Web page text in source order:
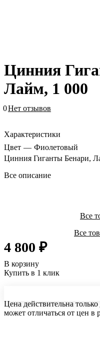
Цинния
Лайм, 1 000
0Нет отзывов
Характеристики
Цвет — Фиолетовый
Цинния Гиганты Бенари,
Все описание
Все
Все
4 800 ₽
В корзину
Купить в 1 клик
Цена действительна
может отличаться от цен в